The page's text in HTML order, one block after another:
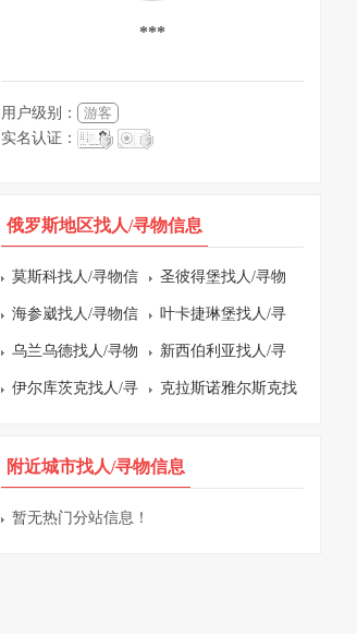
***
用户级别：
游客
实名认证：
俄罗斯地区找人/寻物信息
莫斯科找人/寻物信
息
圣彼得堡找人/寻物
信息
海参崴找人/寻物信
息
叶卡捷琳堡找人/寻
物信息
乌兰乌德找人/寻物
信息
新西伯利亚找人/寻
物信息
伊尔库茨克找人/寻 克拉斯诺雅尔斯克找
附近城市找人/寻物信息
暂无热门分站信息！